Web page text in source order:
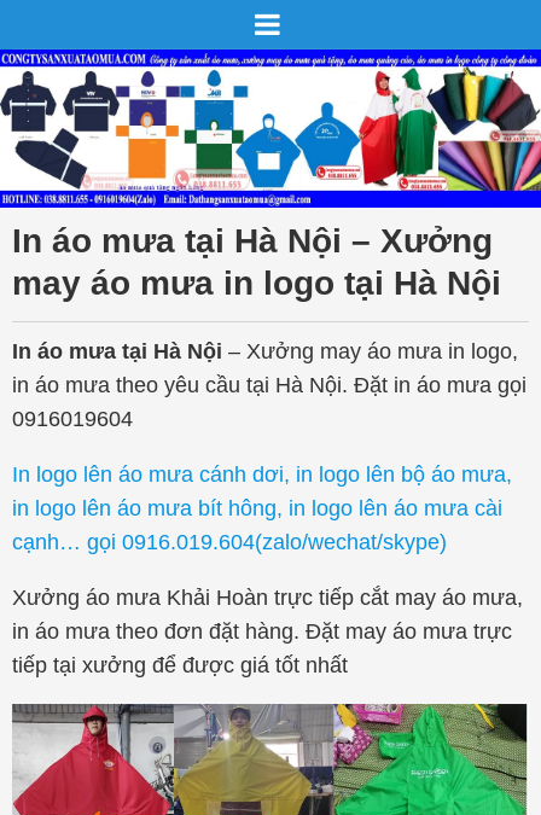
In áo mưa tại Hà Nội – Xưởng
may áo mưa in logo tại Hà Nội
In áo mưa tại Hà Nội – Xưởng may áo mưa in logo,
in áo mưa theo yêu cầu tại Hà Nội. Đặt in áo mưa gọi
0916019604
In logo lên áo mưa cánh dơi, in logo lên bộ áo mưa,
in logo lên áo mưa bít hông, in logo lên áo mưa cài
cạnh… gọi 0916.019.604(zalo/wechat/skype)
Xưởng áo mưa Khải Hoàn trực tiếp cắt may áo mưa,
in áo mưa theo đơn đặt hàng. Đặt may áo mưa trực
tiếp tại xưởng để được giá tốt nhất